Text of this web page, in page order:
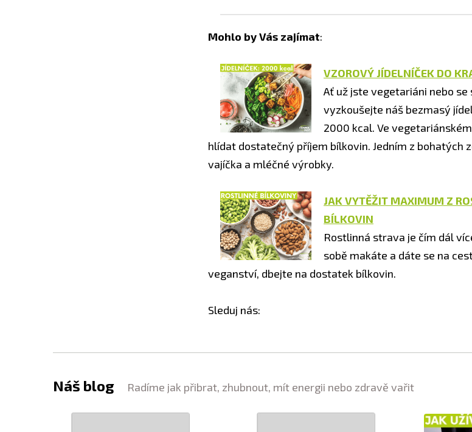
Mohlo by Vás zajímat:
VZOROVÝ JÍDELNÍČEK DO
Ať už jste vegetariáni nebo
vyzkoušejte náš bezmasý
2000 kcal. Ve
hlídat dostatečný příjem bílkovin. Jedním z bohatých
vajíčka a mléčné výrobky.
JAK VYTĚŽIT MAXIMUM Z
BÍLKOVIN
Rostlinná strava je čím dál
sobě makáte a dáte se na
veganství, dbejte na dostatek bílkovin.
Sleduj nás:
Náš blog Radíme jak přibrat, zhubnout, mít energii nebo zdravě vařit